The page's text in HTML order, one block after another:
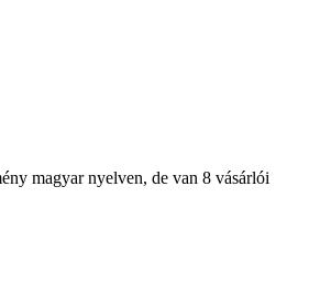
magyar nyelven, de van 8 vásárlói